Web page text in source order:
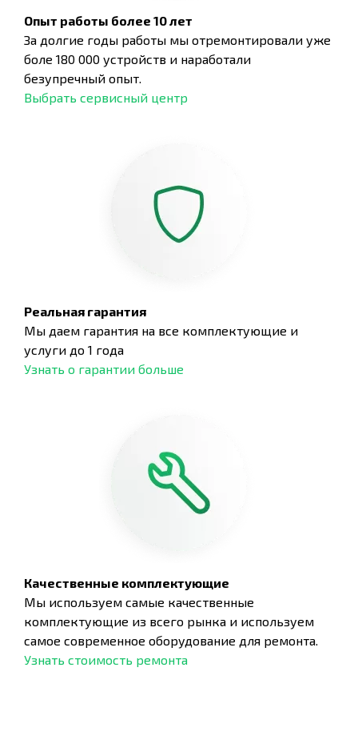
Опыт работы более 10 лет
За долгие годы работы мы отремонтировали уже
боле 180 000 устройств и наработали
безупречный опыт.
Выбрать сервисный центр
Реальная гарантия
Мы даем гарантия на все комплектующие и
услуги до 1 года
Узнать о гарантии больше
Качественные комплектующие
Мы используем самые качественные
комплектующие из всего рынка и используем
самое современное оборудование для ремонта.
Узнать стоимость ремонта